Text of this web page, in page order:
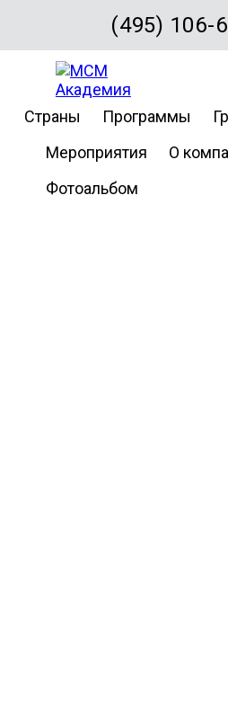
(495) 106-
Страны Программы
Мероприятия
О
Фотоальбом